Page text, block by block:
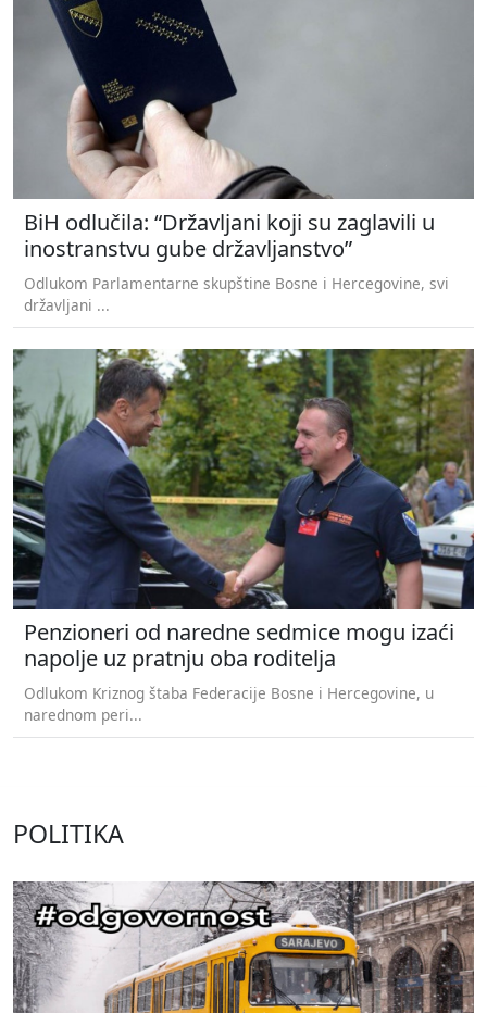
BiH odlučila: “Državljani koji su zaglavili u
inostranstvu gube državljanstvo”
Odlukom Parlamentarne skupštine Bosne i Hercegovine, svi
državljani ...
Penzioneri od naredne sedmice mogu izaći
napolje uz pratnju oba roditelja
Odlukom Kriznog štaba Federacije Bosne i Hercegovine, u
narednom peri...
POLITIKA